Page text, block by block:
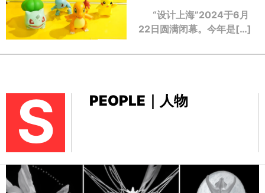
“设计上海”2024于6月
22日圆满闭幕。今年是[…]
S PEOPLE｜人物